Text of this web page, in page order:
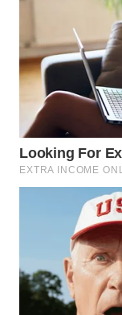
WN
SUMEDANG
WN
CIANJUR
WN
WN
TANGERANG
WN